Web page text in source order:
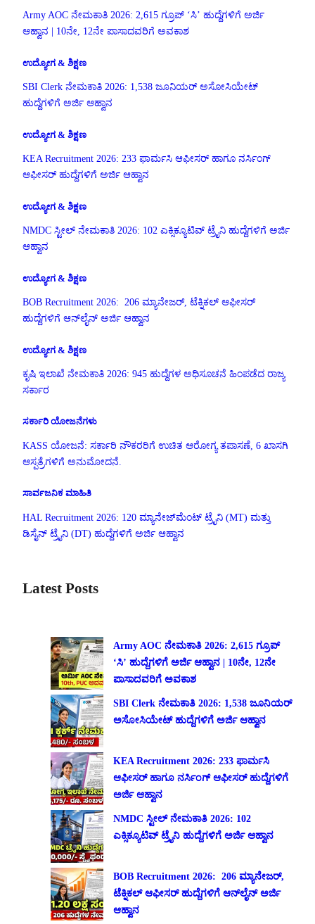
Army AOC ನೇಮಕಾತಿ 2026: 2,615 ಗ್ರೂಪ್ ‘ಸಿ’ ಹುದ್ದೆಗಳಿಗೆ ಅರ್ಜಿ
ಆಹ್ವಾನ | 10ನೇ, 12ನೇ ಪಾಸಾದವರಿಗೆ ಅವಕಾಶ
ಉದ್ಯೋಗ & ಶಿಕ್ಷಣ
SBI Clerk ನೇಮಕಾತಿ 2026: 1,538 ಜೂನಿಯರ್ ಅಸೋಸಿಯೇಟ್
ಹುದ್ದೆಗಳಿಗೆ ಅರ್ಜಿ ಆಹ್ವಾನ
ಉದ್ಯೋಗ & ಶಿಕ್ಷಣ
KEA Recruitment 2026: 233 ಫಾರ್ಮಸಿ ಆಫೀಸರ್ ಹಾಗೂ ನರ್ಸಿಂಗ್
ಆಫೀಸರ್ ಹುದ್ದೆಗಳಿಗೆ ಅರ್ಜಿ ಆಹ್ವಾನ
ಉದ್ಯೋಗ & ಶಿಕ್ಷಣ
NMDC ಸ್ಟೀಲ್ ನೇಮಕಾತಿ 2026: 102 ಎಕ್ಸಿಕ್ಯೂಟಿವ್ ಟ್ರೈನಿ ಹುದ್ದೆಗಳಿಗೆ ಅರ್ಜಿ
ಆಹ್ವಾನ
ಉದ್ಯೋಗ & ಶಿಕ್ಷಣ
BOB Recruitment 2026: 206 ಮ್ಯಾನೇಜರ್, ಟೆಕ್ನಿಕಲ್ ಆಫೀಸರ್
ಹುದ್ದೆಗಳಿಗೆ ಆನ್‌ಲೈನ್ ಅರ್ಜಿ ಆಹ್ವಾನ
ಉದ್ಯೋಗ & ಶಿಕ್ಷಣ
ಕೃಷಿ ಇಲಾಖೆ ನೇಮಕಾತಿ 2026: 945 ಹುದ್ದೆಗಳ ಅಧಿಸೂಚನೆ ಹಿಂಪಡೆದ ರಾಜ್ಯ
ಸರ್ಕಾರ
ಸರ್ಕಾರಿ ಯೋಜನೆಗಳು
KASS ಯೋಜನೆ: ಸರ್ಕಾರಿ ನೌಕರರಿಗೆ ಉಚಿತ ಆರೋಗ್ಯ ತಪಾಸಣೆ, 6 ಖಾಸಗಿ
ಆಸ್ಪತ್ರೆಗಳಿಗೆ ಅನುಮೋದನೆ.
ಸಾರ್ವಜನಿಕ ಮಾಹಿತಿ
HAL Recruitment 2026: 120 ಮ್ಯಾನೇಜ್‌ಮೆಂಟ್ ಟ್ರೈನಿ (MT) ಮತ್ತು
ಡಿಸೈನ್ ಟ್ರೈನಿ (DT) ಹುದ್ದೆಗಳಿಗೆ ಅರ್ಜಿ ಆಹ್ವಾನ
Latest Posts
Army AOC ನೇಮಕಾತಿ 2026: 2,615 ಗ್ರೂಪ್
‘ಸಿ’ ಹುದ್ದೆಗಳಿಗೆ ಅರ್ಜಿ ಆಹ್ವಾನ | 10ನೇ, 12ನೇ
ಪಾಸಾದವರಿಗೆ ಅವಕಾಶ
SBI Clerk ನೇಮಕಾತಿ 2026: 1,538 ಜೂನಿಯರ್
ಅಸೋಸಿಯೇಟ್ ಹುದ್ದೆಗಳಿಗೆ ಅರ್ಜಿ ಆಹ್ವಾನ
KEA Recruitment 2026: 233 ಫಾರ್ಮಸಿ
ಆಫೀಸರ್ ಹಾಗೂ ನರ್ಸಿಂಗ್ ಆಫೀಸರ್ ಹುದ್ದೆಗಳಿಗೆ
ಅರ್ಜಿ ಆಹ್ವಾನ
NMDC ಸ್ಟೀಲ್ ನೇಮಕಾತಿ 2026: 102
ಎಕ್ಸಿಕ್ಯೂಟಿವ್ ಟ್ರೈನಿ ಹುದ್ದೆಗಳಿಗೆ ಅರ್ಜಿ ಆಹ್ವಾನ
BOB Recruitment 2026: 206 ಮ್ಯಾನೇಜರ್,
ಟೆಕ್ನಿಕಲ್ ಆಫೀಸರ್ ಹುದ್ದೆಗಳಿಗೆ ಆನ್‌ಲೈನ್ ಅರ್ಜಿ
ಆಹ್ವಾನ